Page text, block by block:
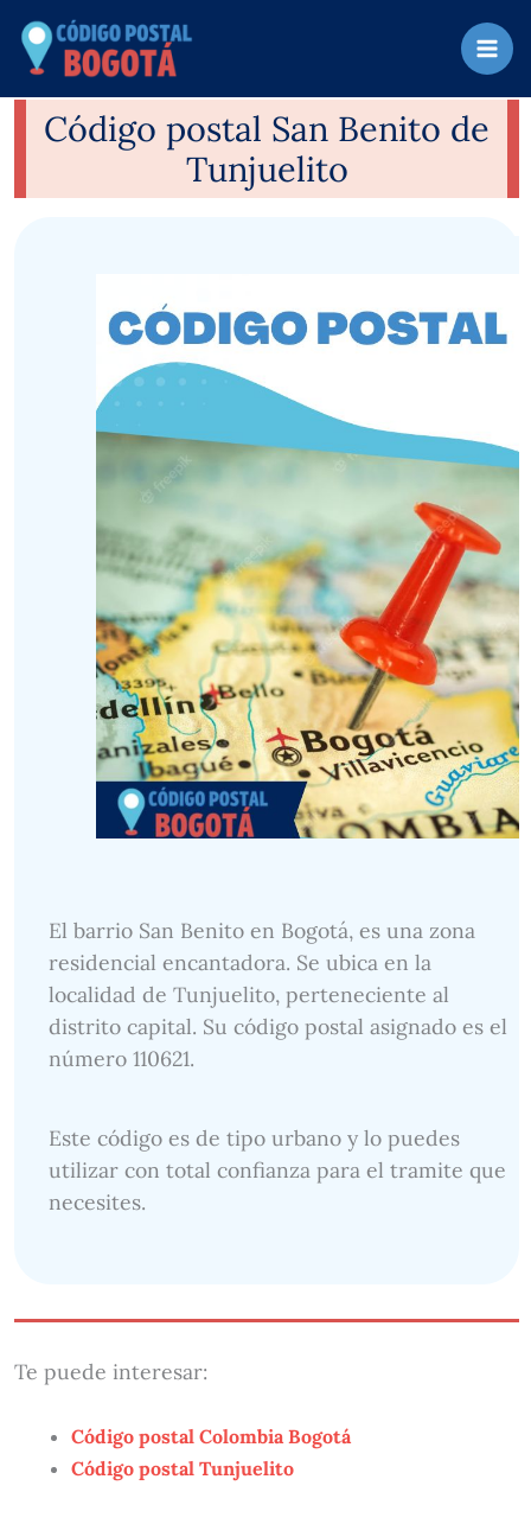
contenido
Código postal San Benito de
Tunjuelito
El barrio San Benito en Bogotá, es una zona
residencial encantadora. Se ubica en la
localidad de Tunjuelito, perteneciente al
distrito capital. Su código postal asignado es el
número 110621.
Este código es de tipo urbano y lo puedes
utilizar con total confianza para el tramite que
necesites.
Te puede interesar:
Código postal Colombia Bogotá
Código postal Tunjuelito